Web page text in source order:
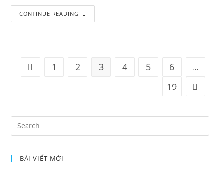
CONTINUE READING
tin
những
Go to the previous page
1 2 3 4 5 6
…
19
Go to
BÀI VIẾT MỚI